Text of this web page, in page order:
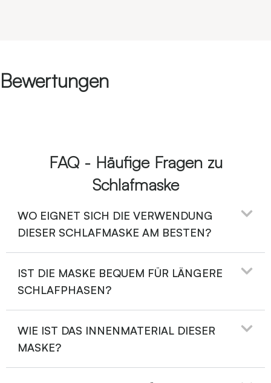
Bewertungen
FAQ - Häufige Fragen zu
Schlafmaske
WO EIGNET SICH DIE VERWENDUNG
DIESER SCHLAFMASKE AM BESTEN?
IST DIE MASKE BEQUEM FÜR LÄNGERE
SCHLAFPHASEN?
WIE IST DAS INNENMATERIAL DIESER
MASKE?